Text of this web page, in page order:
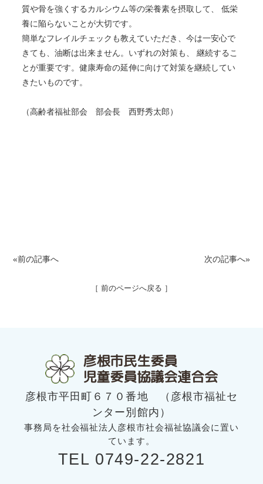
質や骨を強くするカルシウム等の栄養素を摂取して、 低栄
養に陥らないことが大切です。
簡単なフレイルチェックも教えていただき、今は一安心で
きても、油断は出来ません。いずれの対策も、 継続するこ
とが重要です。健康寿命の延伸に向けて対策を継続してい
きたいものです。
（高齢者福祉部会 部会長 西野秀太郎）
«前の記事へ 次の記事へ»
［ 前のページへ戻る ］
彦根市民生委員
児童委員協議会連合会
彦根市平田町６７０番地 （彦根市福祉セ
ンター別館内）
事務局を社会福祉法人彦根市社会福祉協議会に置い
ています。
TEL 0749-22-2821